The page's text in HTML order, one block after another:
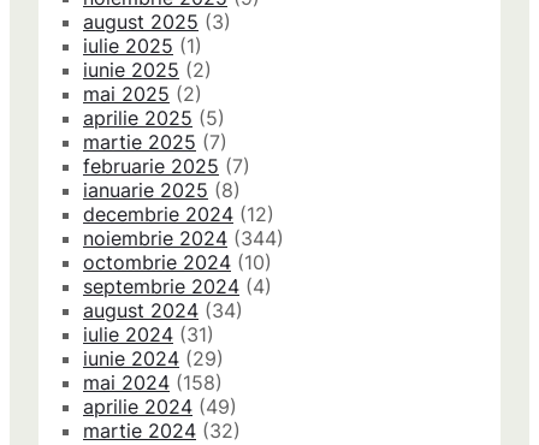
august 2025 (3)
iulie 2025 (1)
iunie 2025 (2)
mai 2025 (2)
aprilie 2025 (5)
martie 2025 (7)
februarie 2025 (7)
ianuarie 2025 (8)
decembrie 2024 (12)
noiembrie 2024 (344)
octombrie 2024 (10)
septembrie 2024 (4)
august 2024 (34)
iulie 2024 (31)
iunie 2024 (29)
mai 2024 (158)
aprilie 2024 (49)
martie 2024 (32)